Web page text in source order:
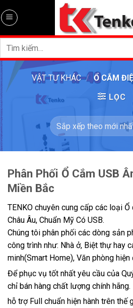
to
Tìm
VẬT TƯ KHÁC / Ổ CẮM
LỌC
Phân Phối Ổ Cắm USB
Miền Bắc
TENKO chuyên cung cấp các loại Ổ
Châu Âu, Chuẩn Mỹ Có USB.
Chúng tôi phân phối các dòng sản
công trình như: Nhà ở, Biệt thự hay
minh(Smart Home), Văn phòng
Để phục vụ tốt nhất yêu cầu của
chỉ bán hàng chất lượng chính hãng.
hỗ trợ Full chuẩn hiện hành trên thế